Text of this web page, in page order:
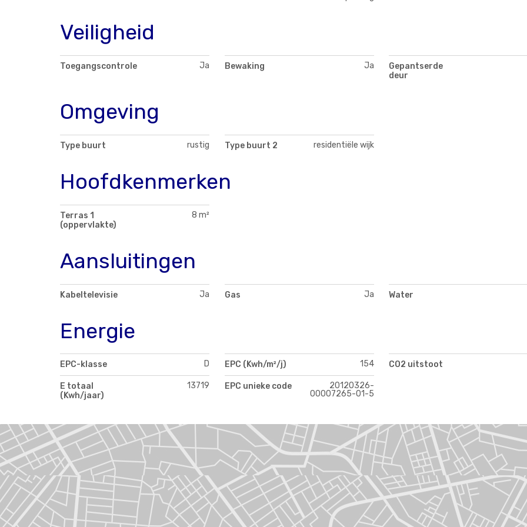
Veiligheid
Toegangscontrole Ja Bewaking Ja
Gepantserde
deur
Omgeving
Type buurt rustig Type buurt 2 residentiële wijk
Hoofdkenmerken
Terras 1
(oppervlakte)
8 m²
Aansluitingen
Kabeltelevisie Ja Gas Ja Water
Energie
EPC-klasse D EPC (Kwh/m²/j) 154 CO2 uitstoot
E totaal
(Kwh/jaar)
13719 EPC unieke code
20120326-
00007265-01-5